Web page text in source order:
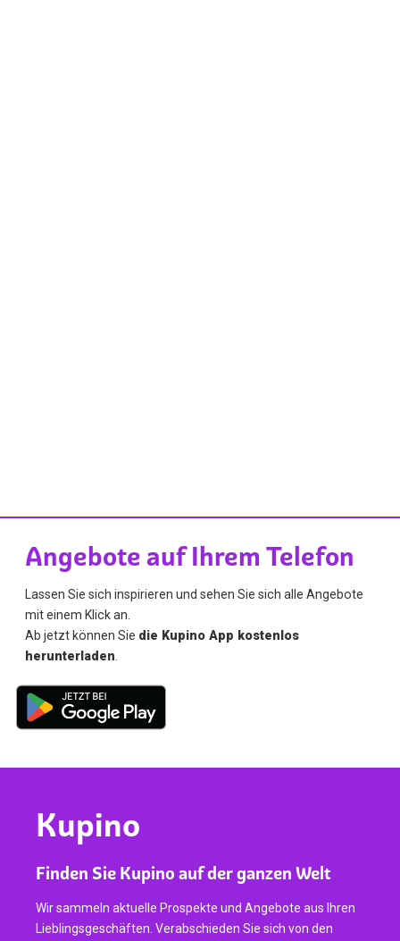
Angebote auf Ihrem Telefon
Lassen Sie sich inspirieren und sehen Sie sich alle Angebote
mit einem Klick an.
Ab jetzt können Sie die Kupino App kostenlos
herunterladen
Kupino
Finden Sie Kupino auf der ganzen Welt
Wir sammeln aktuelle Prospekte und Angebote aus Ihren
Lieblingsgeschäften. Verabschieden Sie sich von den